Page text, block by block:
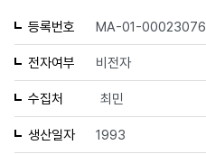
등록번호 MA-01-00023076
전자여부 비전자
수집처 최민
생산일자 1993